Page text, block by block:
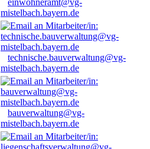
mistelbach.bayern.de
technische.bauverwaltung@vg-
mistelbach.bayern.de
bauverwaltung@vg-
mistelbach.bayern.de